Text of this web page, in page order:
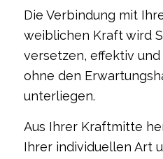
Die Verbindung mit
weiblichen Kraft wird
versetzen, effektiv
ohne den
unterliegen.
Aus Ihrer Kraftmitte
Ihrer individuellen Art